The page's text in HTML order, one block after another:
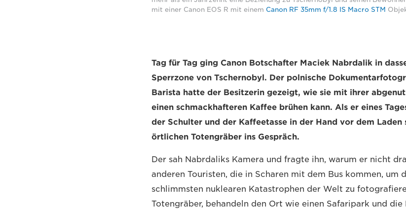
mit einer Canon EOS R mit einem Canon RF 35mm f/1.8 IS Macro STM
Tag für Tag ging Canon Botschafter Maciek Nabrdalik in
Sperrzone von Tschernobyl. Der polnische
Barista hatte der Besitzerin gezeigt, wie sie mit ihrer
einen schmackhafteren Kaffee brühen kann. Als er eines
der Schulter und der Kaffeetasse in der Hand vor dem
örtlichen Totengräber ins Gespräch.
Der sah Nabrdaliks Kamera und fragte ihn, warum er nicht
anderen Touristen, die in Scharen mit dem Bus kommen, um
schlimmsten nuklearen Katastrophen der Welt zu
Totengräber, behandeln den Ort wie einen Safaripark und die